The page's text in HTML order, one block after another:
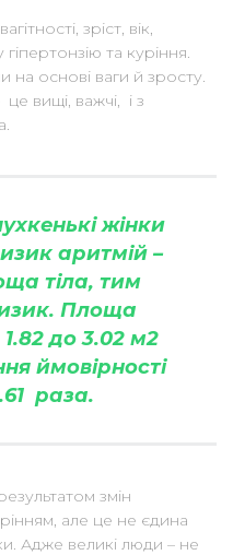
зріст, вік,
та куріння.
на основі ваги й зросту.
вищі, важчі, і з
жінки
аритмій –
тіла, тим
Площа
1.82 до 3.02 м2
ймовірності
раза.
змін
але це не єдина
Адже великі люди – не